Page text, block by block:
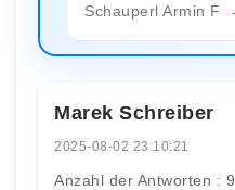
Schauperl Armin F
Marek Schreiber
2025-08-02 23:10:21
Anzahl der Antworten : 9